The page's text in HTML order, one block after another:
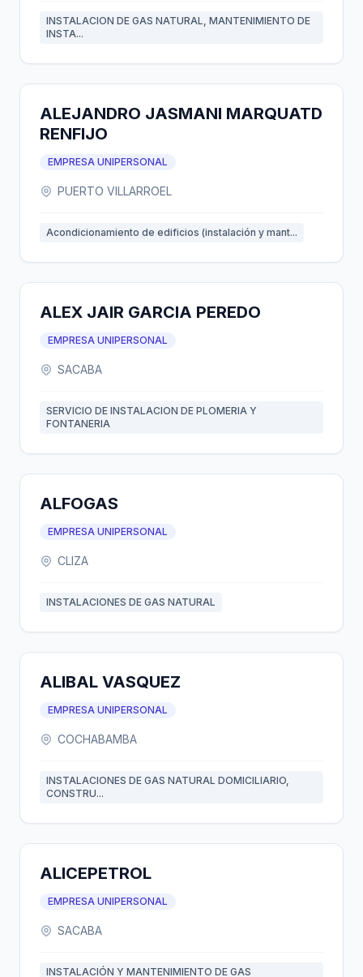
INSTALACION DE GAS NATURAL, MANTENIMIENTO DE
INSTA...
ALEJANDRO JASMANI MARQUATD
RENFIJO
EMPRESA UNIPERSONAL
PUERTO VILLARROEL
Acondicionamiento de edificios (instalación y mant...
ALEX JAIR GARCIA PEREDO
EMPRESA UNIPERSONAL
SACABA
SERVICIO DE INSTALACION DE PLOMERIA Y
FONTANERIA
ALFOGAS
EMPRESA UNIPERSONAL
CLIZA
INSTALACIONES DE GAS NATURAL
ALIBAL VASQUEZ
EMPRESA UNIPERSONAL
COCHABAMBA
INSTALACIONES DE GAS NATURAL DOMICILIARIO,
CONSTRU...
ALICEPETROL
EMPRESA UNIPERSONAL
SACABA
INSTALACIÓN Y MANTENIMIENTO DE GAS